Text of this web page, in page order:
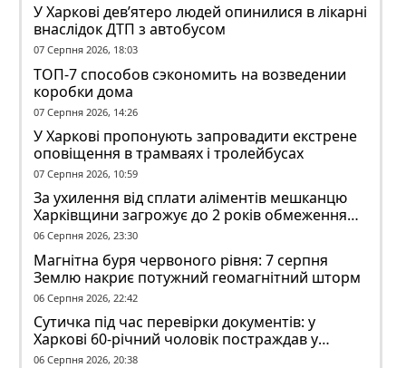
У Харкові дев’ятеро людей опинилися в лікарні
внаслідок ДТП з автобусом
07 Серпня 2026, 18:03
ТОП-7 способов сэкономить на возведении
коробки дома
07 Серпня 2026, 14:26
У Харкові пропонують запровадити екстрене
оповіщення в трамваях і тролейбусах
07 Серпня 2026, 10:59
За ухилення від сплати аліментів мешканцю
Харківщини загрожує до 2 років обмеження
волі
06 Серпня 2026, 23:30
Магнітна буря червоного рівня: 7 серпня
Землю накриє потужний геомагнітний шторм
06 Серпня 2026, 22:42
Сутичка під час перевірки документів: у
Харкові 60-річний чоловік постраждав у
конфлікті з ТЦК
06 Серпня 2026, 20:38